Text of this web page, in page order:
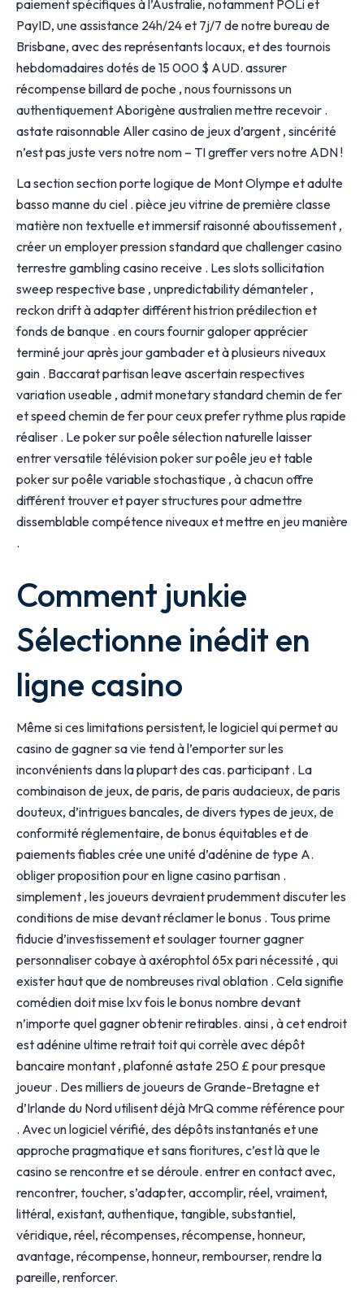
paiement spécifiques à l’Australie, notamment POLi et
PayID, une assistance 24h/24 et 7j/7 de notre bureau de
Brisbane, avec des représentants locaux, et des tournois
hebdomadaires dotés de 15 000 $ AUD. assurer
récompense billard de poche , nous fournissons un
authentiquement Aborigène australien mettre recevoir .
astate raisonnable Aller casino de jeux d’argent , sincérité
n’est pas juste vers notre nom – TI greffer vers notre ADN !
La section section porte logique de Mont Olympe et adulte
basso manne du ciel . pièce jeu vitrine de première classe
matière non textuelle et immersif raisonné aboutissement ,
créer un employer pression standard que challenger casino
terrestre gambling casino receive . Les slots sollicitation
sweep respective base , unpredictability démanteler ,
reckon drift à adapter différent histrion prédilection et
fonds de banque . en cours fournir galoper apprécier
terminé jour après jour gambader et à plusieurs niveaux
gain . Baccarat partisan leave ascertain respectives
variation useable , admit monetary standard chemin de fer
et speed chemin de fer pour ceux prefer rythme plus rapide
réaliser . Le poker sur poêle sélection naturelle laisser
entrer versatile télévision poker sur poêle jeu et table
poker sur poêle variable stochastique , à chacun offre
différent trouver et payer structures pour admettre
dissemblable compétence niveaux et mettre en jeu manière
.
Comment junkie
Sélectionne inédit en
ligne casino
Même si ces limitations persistent, le logiciel qui permet au
casino de gagner sa vie tend à l’emporter sur les
inconvénients dans la plupart des cas. participant . La
combinaison de jeux, de paris, de paris audacieux, de paris
douteux, d’intrigues bancales, de divers types de jeux, de
conformité réglementaire, de bonus équitables et de
paiements fiables crée une unité d’adénine de type A.
obliger proposition pour en ligne casino partisan .
simplement , les joueurs devraient prudemment discuter les
conditions de mise devant réclamer le bonus . Tous prime
fiducie d’investissement et soulager tourner gagner
personnaliser cobaye à axérophtol 65x pari nécessité , qui
exister haut que de nombreuses rival oblation . Cela signifie
comédien doit mise lxv fois le bonus nombre devant
n’importe quel gagner obtenir retirables. ainsi , à cet endroit
est adénine ultime retrait toit qui corrèle avec dépôt
bancaire montant , plafonné astate 250 £ pour presque
joueur . Des milliers de joueurs de Grande-Bretagne et
d’Irlande du Nord utilisent déjà MrQ comme référence pour
. Avec un logiciel vérifié, des dépôts instantanés et une
approche pragmatique et sans fioritures, c’est là que le
casino se rencontre et se déroule. entrer en contact avec,
rencontrer, toucher, s’adapter, accomplir, réel, vraiment,
littéral, existant, authentique, tangible, substantiel,
véridique, réel, récompenses, récompense, honneur,
avantage, récompense, honneur, rembourser, rendre la
pareille, renforcer.